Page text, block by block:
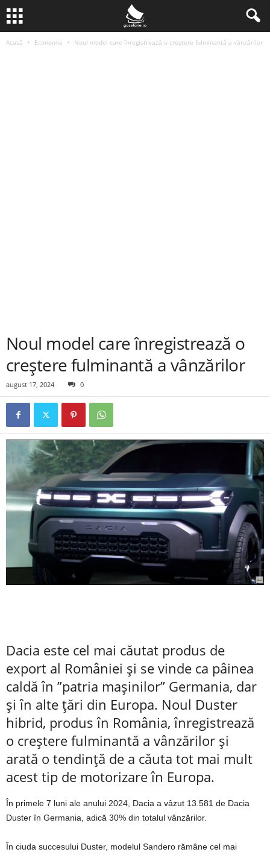
Acasă Economie Noul model care înregistrează o creștere fulminantă a vânzărilor
Noul model care înregistrează o
creștere fulminantă a vânzărilor
august 17, 2024 0
Dacia este cel mai căutat produs de
export al României și se vinde ca pâinea
caldă în ”patria mașinilor” Germania, dar
și în alte țări din Europa. Noul Duster
hibrid, produs în România, înregistrează
o creștere fulminantă a vânzărilor și
arată o tendință de a căuta tot mai mult
acest tip de motorizare în Europa.
În primele 7 luni ale anului 2024, Dacia a vâzut 13.581 de Dacia
Duster în Germania, adică 30% din totalul vânzărilor.
În ciuda succesului Duster, modelul Sandero rămâne cel mai